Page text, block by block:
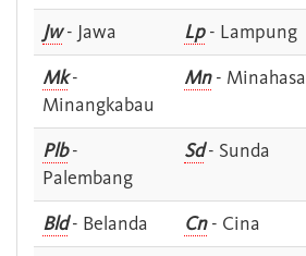
Jw- Jawa Lp- Lampung
Mk-
Minangkabau
Mn- Minahasa
Plb-
Palembang
Sd- Sunda
Bld- Belanda Cn- Cina